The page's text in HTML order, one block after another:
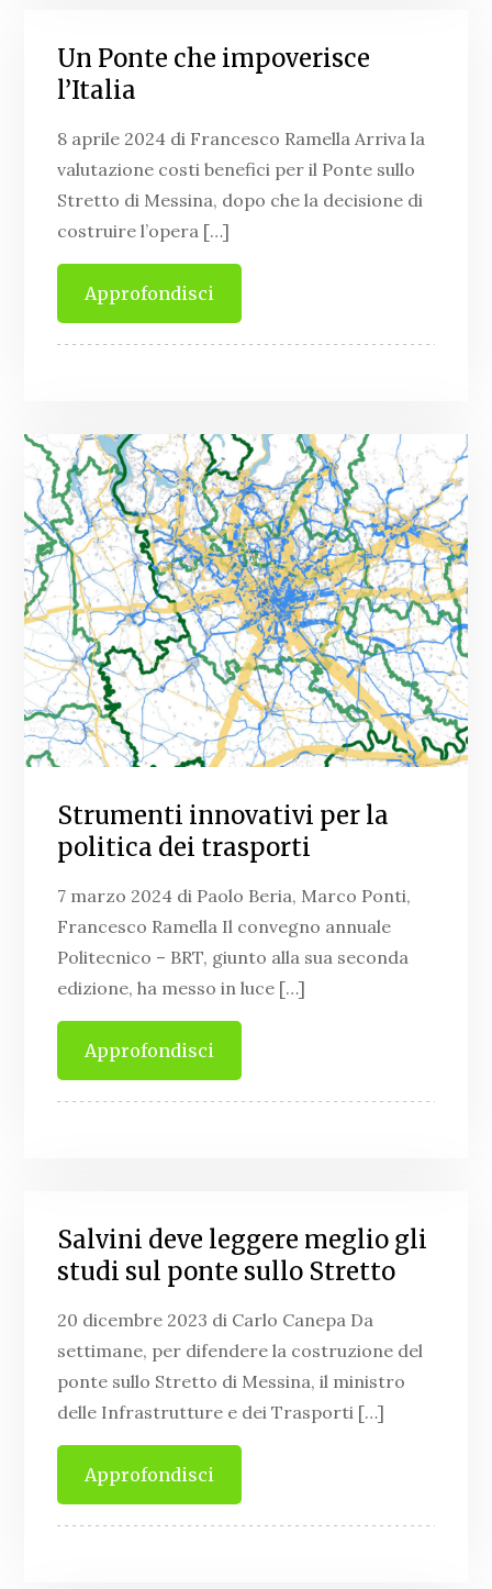
Un Ponte che impoverisce
l’Italia
8 aprile 2024 di Francesco Ramella Arriva la
valutazione costi benefici per il Ponte sullo
Stretto di Messina, dopo che la decisione di
costruire l’opera […]
Approfondisci
Strumenti innovativi per la
politica dei trasporti
7 marzo 2024 di Paolo Beria, Marco Ponti,
Francesco Ramella Il convegno annuale
Politecnico – BRT, giunto alla sua seconda
edizione, ha messo in luce […]
Approfondisci
Salvini deve leggere meglio gli
studi sul ponte sullo Stretto
20 dicembre 2023 di Carlo Canepa Da
settimane, per difendere la costruzione del
ponte sullo Stretto di Messina, il ministro
delle Infrastrutture e dei Trasporti […]
Approfondisci